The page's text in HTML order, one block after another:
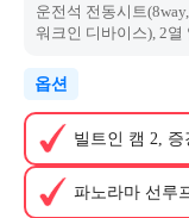
운전석 전동시트
워크인 디바이스), 2열
옵션
빌트인 캠 2,
파노라마 선루